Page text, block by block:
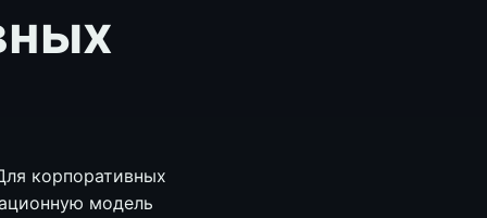
корпоративных
модель